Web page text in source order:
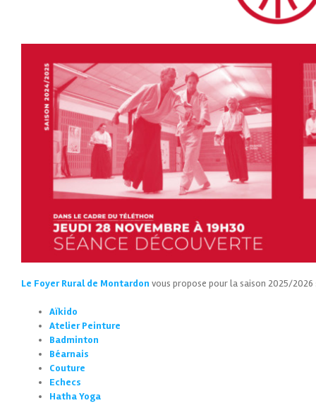
Le Foyer Rural de Montardon vous propose pour la saison 2025/2026
Aïkido
Atelier Peinture
Badminton
Béarnais
Couture
Echecs
Hatha Yoga